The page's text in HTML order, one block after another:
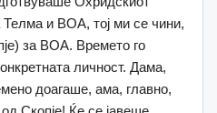
Телма и ВОА, тој ми се чини,
за ВОА. Времето го
личност. Дама,
доагаше, ама, главно,